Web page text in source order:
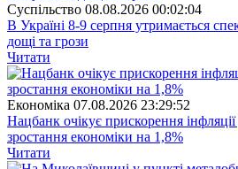
Суспiльство 08.08.2026 00:02:04
В Україні 8-9 серпня утримається
дощі та грози
Читати
Економіка 07.08.2026 23:29:52
Нацбанк очікує прискорення
зростання економіки на 1,8%
Читати